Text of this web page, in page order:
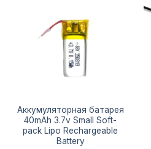
Аккумуляторная батарея
40mAh 3.7v Small Soft-
pack Lipo Rechargeable
Battery